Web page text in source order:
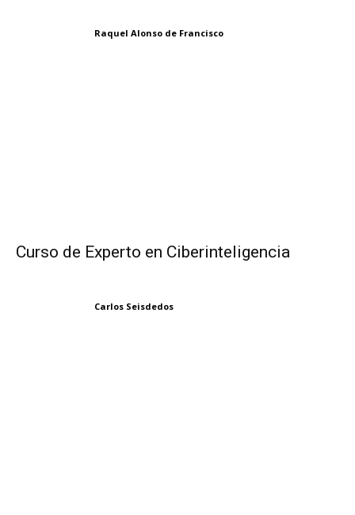
Raquel Alonso de Francisco
Curso de Experto en Ciberinteligencia
Carlos Seisdedos